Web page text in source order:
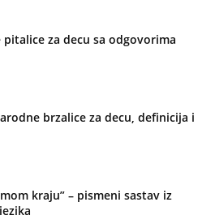
pitalice za decu sa odgovorima
brzalice za decu, definicija i
mom kraju” – pismeni sastav iz